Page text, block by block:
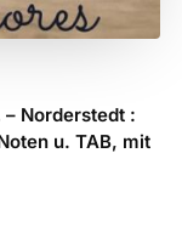
– Norderstedt :
u. TAB, mit